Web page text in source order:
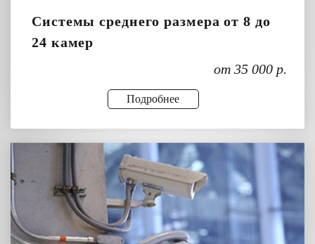
Системы среднего размера от 8 до
24 камер
от 35 000 р.
Подробнее